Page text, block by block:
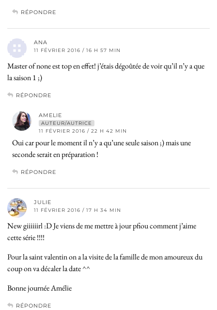
RÉPONDRE
ANA
11 FÉVRIER 2016 / 16 H 57 MIN
Master of none est top en effet! j’étais dégoûtée de voir qu’il n’y a que
la saison 1 ;)
RÉPONDRE
AMELIE
AUTEUR/AUTRICE
11 FÉVRIER 2016 / 22 H 42 MIN
Oui car pour le moment il n’y a qu’une seule saison ;) mais une
seconde serait en préparation !
RÉPONDRE
JULIE
11 FÉVRIER 2016 / 17 H 34 MIN
New giiiiiirl :D Je viens de me mettre à jour pfiou comment j’aime
cette série !!!!
Pour la saint valentin on a la visite de la famille de mon amoureux du
coup on va décaler la date ^^
Bonne journée Amélie
RÉPONDRE